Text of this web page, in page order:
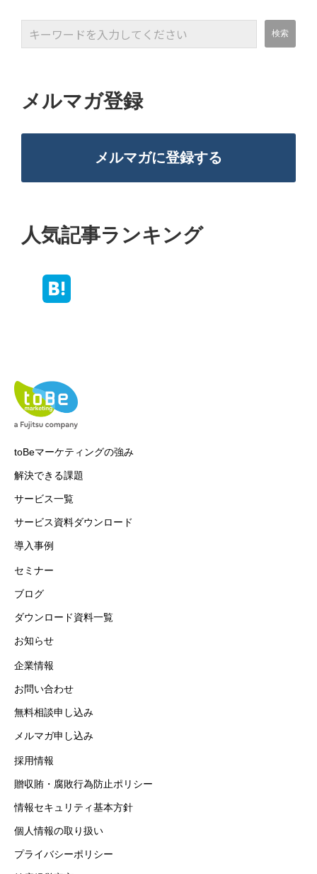
メルマガ登録
メルマガに登録する
人気記事ランキング
toBeマーケティングの強み
解決できる課題
サービス一覧
サービス資料ダウンロード
導入事例
セミナー
ブログ
ダウンロード資料一覧
お知らせ
企業情報
お問い合わせ
無料相談申し込み
メルマガ申し込み
採用情報
贈収賄・腐敗行為防止ポリシー
情報セキュリティ基本方針
個人情報の取り扱い
プライバシーポリシー